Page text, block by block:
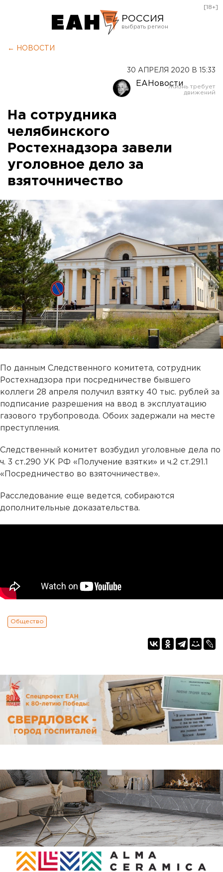
РОССИЯ
Оренбург
[18+]
← НОВОСТИ
30 АПРЕЛЯ 2020 В 15:33
ЕАНовости
На сотрудника
челябинского
Ростехнадзора завели
уголовное дело за
взяточничество
По данным Следственного комитета, сотрудник
Ростехнадзора при посредничестве бывшего
коллеги 28 апреля получил взятку 40 тыс. рублей за
подписание разрешения на ввод в эксплуатацию
газового трубопровода. Обоих задержали на месте
преступления.
Следственный комитет возбудил уголовные дела по
ч. 3 ст.290 УК РФ «Получение взятки» и ч.2 ст.291.1
«Посредничество во взяточничестве».
Расследование еще ведется, собираются
дополнительные доказательства.
Общество